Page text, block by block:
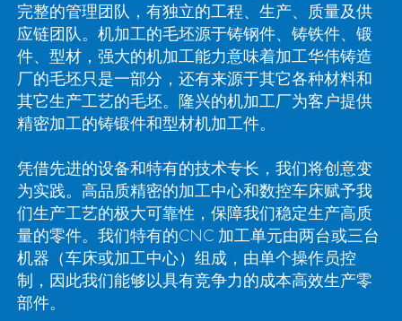
完整的管理团队，有独立的工程、生产、质量及供
应链团队。机加工的毛坯源于铸钢件、铸铁件、锻
件、型材，强大的机加工能力意味着加工华伟铸造
厂的毛坯只是一部分，还有来源于其它各种材料和
其它生产工艺的毛坯。隆兴的机加工厂为客户提供
精密加工的铸锻件和型材机加工件。
凭借先进的设备和特有的技术专长，我们将创意变
为实践。高品质精密的加工中心和数控车床赋予我
们生产工艺的极大可靠性，保障我们稳定生产高质
量的零件。我们特有的CNC 加工单元由两台或三台
机器（车床或加工中心）组成，由单个操作员控
制，因此我们能够以具有竞争力的成本高效生产零
部件。